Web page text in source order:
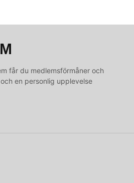
får du medlemsförmåner och
en personlig upplevelse